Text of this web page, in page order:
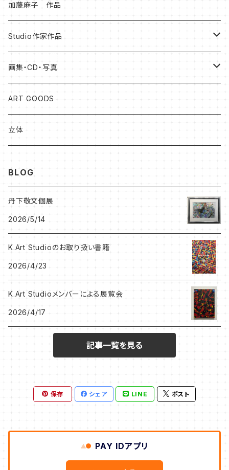
加藤麻子 作品
Studio作家作品
松本健士作品
森 大地作品
足立ゆかり作品
岡山知憲CD
NEKONOKO作品
画集・CD・写真
岡山知憲
加藤松雄
BRETT WESTFALL&KATO K
Leak Leek
ART GOODS
立体
BLOG
丹下敬文個展
2026/5/14
K.Art Studioのお取り扱い書籍
2026/4/23
K.Art Studioメンバーによる展覧会
2026/4/17
記事一覧を見る
保存 シェア LINE ポスト
PAY IDアプリ